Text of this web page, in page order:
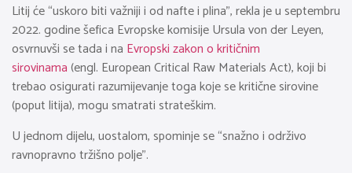
Litij će “uskoro biti važniji i od nafte i plina”, rekla je u septembru
2022. godine šefica Evropske komisije Ursula von der Leyen,
osvrnuvši se tada i na Evropski zakon o kritičnim
sirovinama(engl. European Critical Raw Materials Act), koji bi
trebao osigurati razumijevanje toga koje se kritične sirovine
(poput litija), mogu smatrati strateškim.
U jednom dijelu, uostalom, spominje se “snažno i održivo
ravnopravno tržišno polje”.